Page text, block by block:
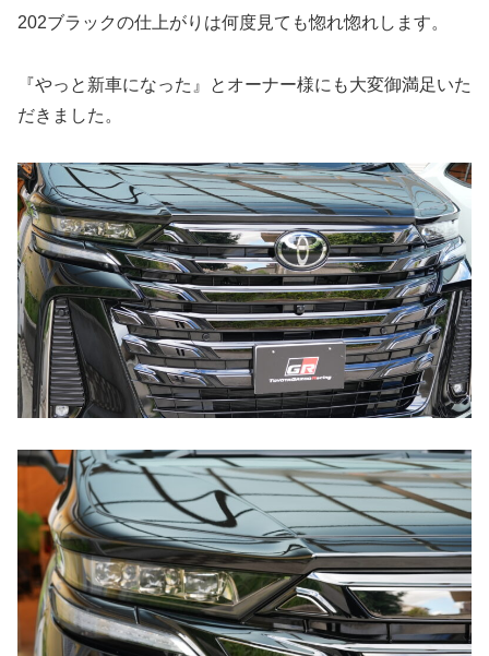
202ブラックの仕上がりは何度見ても惚れ惚れします。
『やっと新車になった』とオーナー様にも大変御満足いた
だきました。